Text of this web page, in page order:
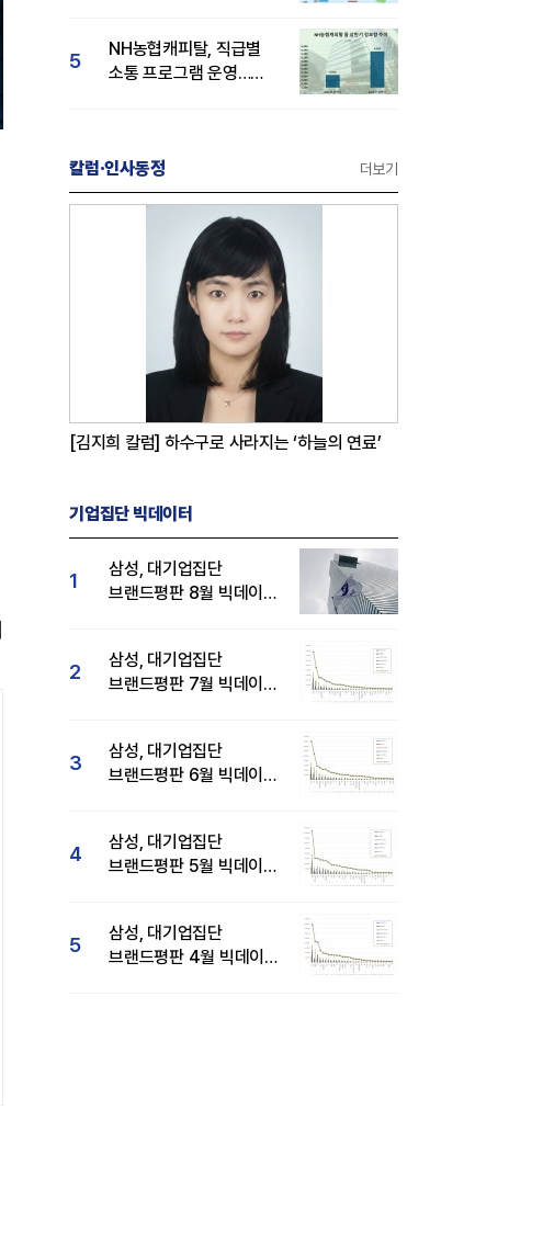
5
NH농협캐피탈, 직급별
소통 프로그램 운영…
칼럼·인사동정 더보기
[김지희 칼럼] 하수구로 사라지는 ‘하늘의 연료’
기업집단 빅데이터
1
삼성, 대기업집단
브랜드평판 8월 빅데이터
2
삼성, 대기업집단
브랜드평판 7월 빅데이터
3
삼성, 대기업집단
브랜드평판 6월 빅데이터
4
삼성, 대기업집단
브랜드평판 5월 빅데이터
5
삼성, 대기업집단
브랜드평판 4월 빅데이터